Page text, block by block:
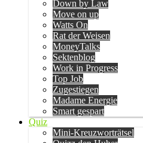
Down by Law
Move on up
Watts On
Rat der Weisen
MoneyTalks
Sektenblog
Work in Progress
Top Job
Zugestiegen
Madame Energie
Smart gespart
Quiz
Mini-Kreuzworträtsel